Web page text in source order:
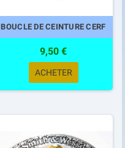
BOUCLE DE CEINTURE CERF
9,50 €
ACHETER